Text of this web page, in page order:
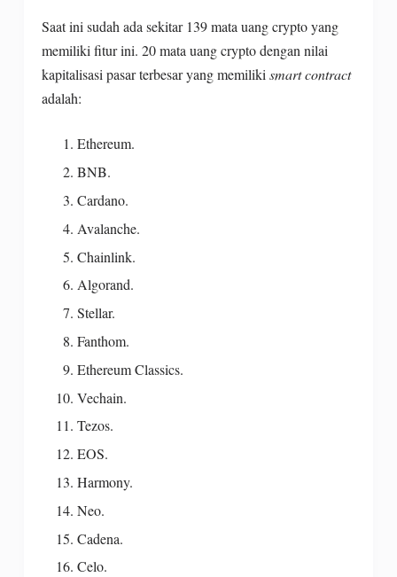
Saat ini sudah ada sekitar 139 mata uang crypto yang
memiliki fitur ini. 20 mata uang crypto dengan nilai
kapitalisasi pasar terbesar yang memilikismart contract
adalah:
Ethereum.
BNB.
Cardano.
Avalanche.
Chainlink.
Algorand.
Stellar.
Fanthom.
Ethereum Classics.
Vechain.
Tezos.
EOS.
Harmony.
Neo.
Cadena.
Celo.